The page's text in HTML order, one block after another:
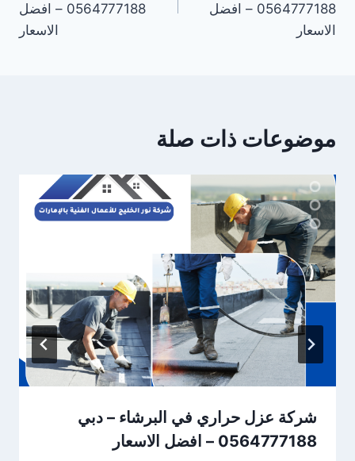
0564777188 – افضل
الاسعار
0564777188 – افضل
الاسعار
موضوعات ذات صلة
شركة عزل حراري في البرشاء – دبي
0564777188 – افضل الاسعار